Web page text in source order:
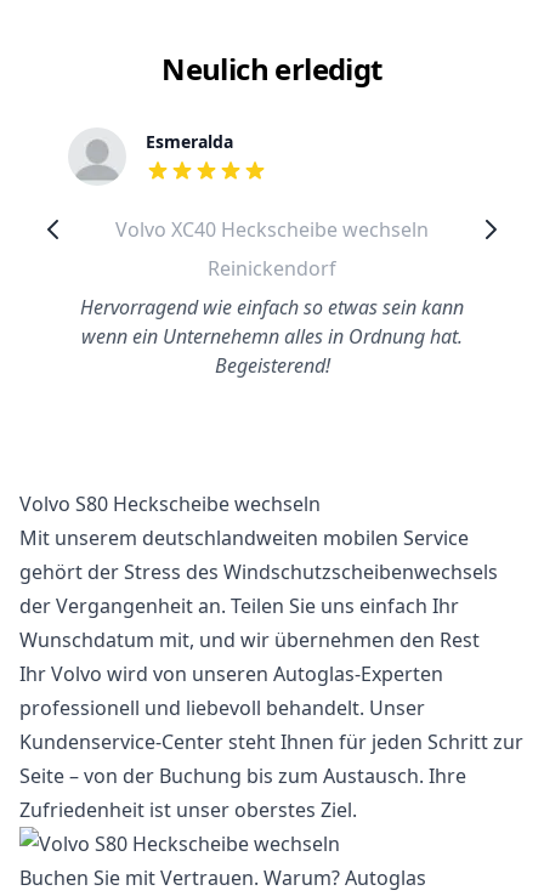
Neulich erledigt
Esmeralda
out of 5 stars
Volvo XC40 Heckscheibe wechseln
Reinickendorf
Hervorragend wie einfach so etwas sein kann
wenn ein Unternehemn alles in Ordnung hat.
Begeisterend!
Volvo S80 Heckscheibe wechseln
Mit unserem deutschlandweiten mobilen Service
gehört der Stress des Windschutzscheibenwechsels
der Vergangenheit an. Teilen Sie uns einfach Ihr
Wunschdatum mit, und wir übernehmen den Rest
Ihr Volvo wird von unseren Autoglas-Experten
professionell und liebevoll behandelt. Unser
Kundenservice-Center steht Ihnen für jeden Schritt zur
Seite – von der Buchung bis zum Austausch. Ihre
Zufriedenheit ist unser oberstes Ziel.
Buchen Sie mit Vertrauen. Warum? Autoglas